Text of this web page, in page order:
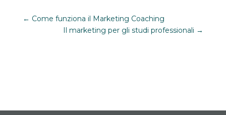
← Come funziona il Marketing Coaching
Il marketing per gli studi professionali →